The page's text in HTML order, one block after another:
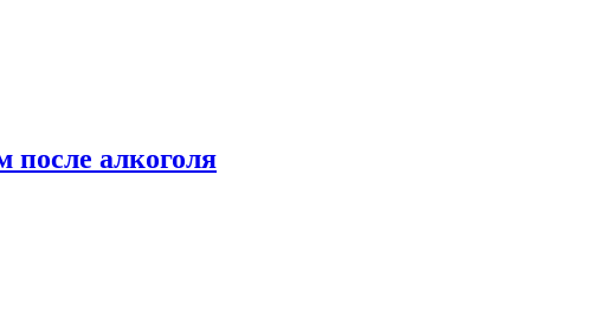
после алкоголя